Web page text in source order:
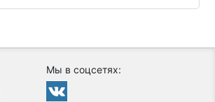
Мы в соцсетях: